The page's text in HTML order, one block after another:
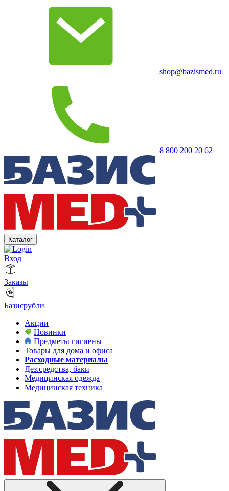
shop@bazismed.ru
8 800 200 20 62
Каталог
Вход
Заказы
Базисрубли
Акции
Новинки
Предметы гигиены
Товары для дома и офиса
Расходные материалы
Дез.средства, баки
Медицинская одежда
Медицинская техника